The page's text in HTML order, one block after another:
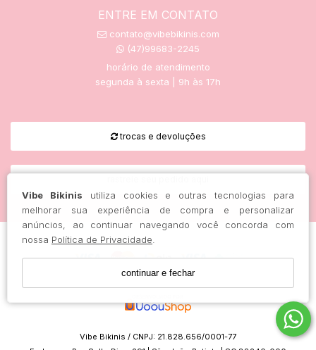
Vibe Bikinis utiliza cookies e outras tecnologias para
melhorar sua experiência de compra e personalizar
anúncios, ao continuar navegando você concorda com
nossa Política de Privacidade
continuar e fechar
ENTRE EM CONTATO
contato@vibebikinis.com
(47)99683-2245
horário de atendimento
segunda à sexta | 9h às 17h
trocas e devoluções
Vibe Bikinis / CNPJ: 21.828.656/0001-77